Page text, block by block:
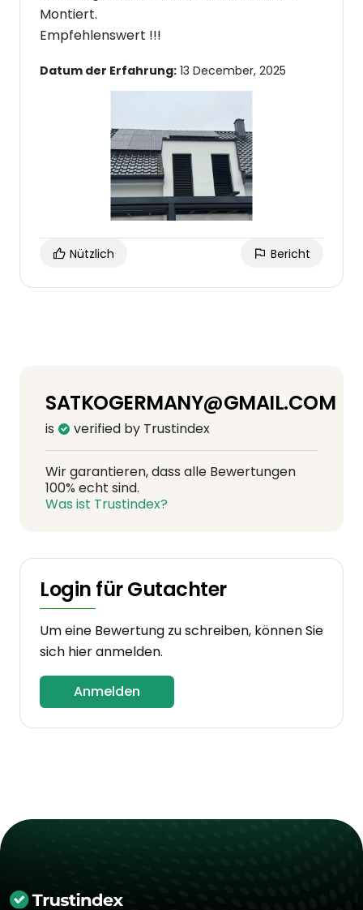
Montiert.
Empfehlenswert !!!
Datum der Erfahrung: 13 December, 2025
Nützlich Bericht
SATKOGERMANY@GMAIL.COM
is verified by Trustindex
Wir garantieren, dass alle Bewertungen
100% echt sind.
Was ist Trustindex?
Login für Gutachter
Um eine Bewertung zu schreiben, können Sie
sich hier anmelden.
Anmelden